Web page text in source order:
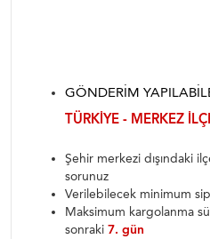
GÖNDERIM
TÜRKIYE - MERKEZ
Şehir merkezi dışındaki
sorunuz
Verilebilecek minimum
Maksimum kargolanma
sonraki 7. gün